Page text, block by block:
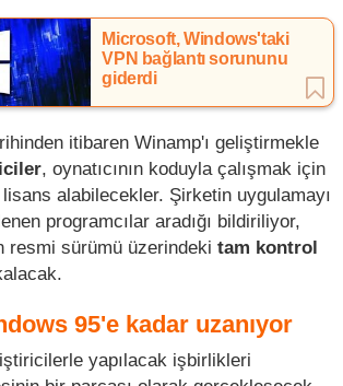
Microsoft, Windows'taki
VPN bağlantı sorununu
giderdi
itibaren Winamp'ı geliştirmekle
, oynatıcının koduyla çalışmak için
alabilecekler. Şirketin uygulamayı
programcılar aradığı bildiriliyor,
resmi sürümü üzerindeki tam kontrol
95'e kadar uzanıyor
yapılacak işbirlikleri